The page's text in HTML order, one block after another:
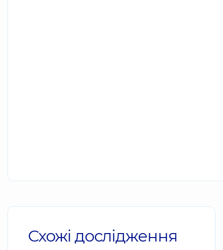
Схожі дослідження